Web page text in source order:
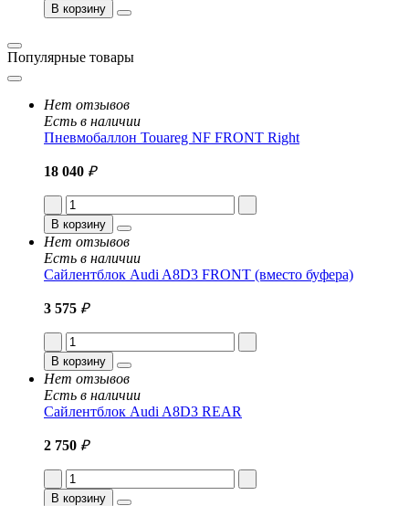
В корзину
Популярные товары
Нет отзывов
Есть в наличии
Пневмобаллон Touareg NF FRONT Right
18 040 ₽
В корзину
Нет отзывов
Есть в наличии
Сайлентблок Audi A8D3 FRONT (вместо буфера)
3 575 ₽
В корзину
Нет отзывов
Есть в наличии
Сайлентблок Audi A8D3 REAR
2 750 ₽
В корзину